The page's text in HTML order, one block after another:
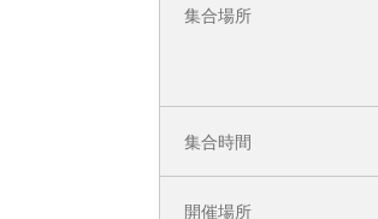
集合場所
集合時間
開催場所